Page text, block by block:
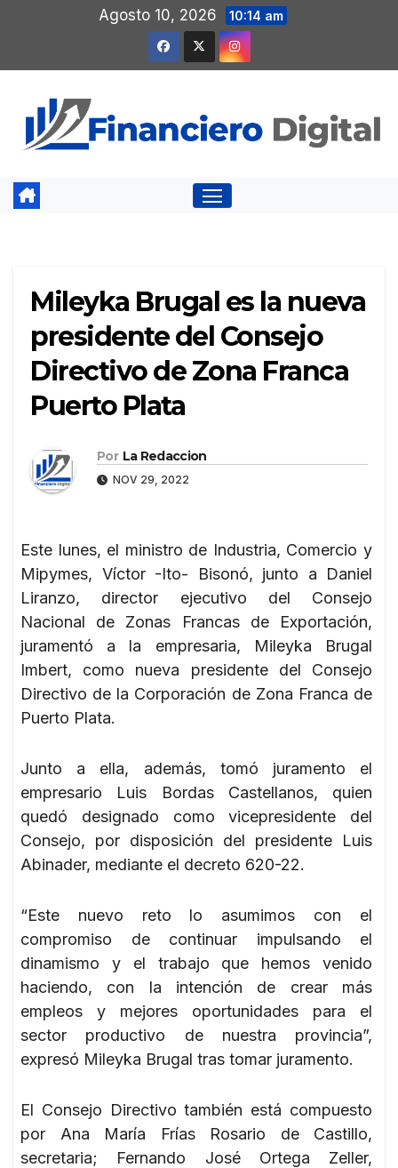
contenido
Agosto 10, 2026 10:14 am
Mileyka Brugal es la nueva
presidente del Consejo
Directivo de Zona Franca
Puerto Plata
Por La Redaccion
NOV 29, 2022
Este lunes, el ministro de Industria, Comercio y
Mipymes, Víctor -Ito- Bisonó, junto a Daniel
Liranzo, director ejecutivo del Consejo
Nacional de Zonas Francas de Exportación,
juramentó a la empresaria, Mileyka Brugal
Imbert, como nueva presidente del Consejo
Directivo de la Corporación de Zona Franca de
Puerto Plata.
Junto a ella, además, tomó juramento el
empresario Luis Bordas Castellanos, quien
quedó designado como vicepresidente del
Consejo, por disposición del presidente Luis
Abinader, mediante el decreto 620-22.
“Este nuevo reto lo asumimos con el
compromiso de continuar impulsando el
dinamismo y el trabajo que hemos venido
haciendo, con la intención de crear más
empleos y mejores oportunidades para el
sector productivo de nuestra provincia”,
expresó Mileyka Brugal tras tomar juramento.
El Consejo Directivo también está compuesto
por Ana María Frías Rosario de Castillo,
secretaria; Fernando José Ortega Zeller,